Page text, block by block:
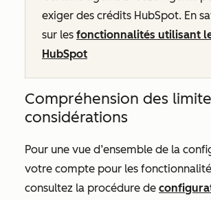
exiger des crédits HubSpot. En
sur les fonctionnalités utilisant
HubSpot
Compréhension des
considérations
Pour une vue d’ensemble de la
votre compte pour les
consultez la procédure de